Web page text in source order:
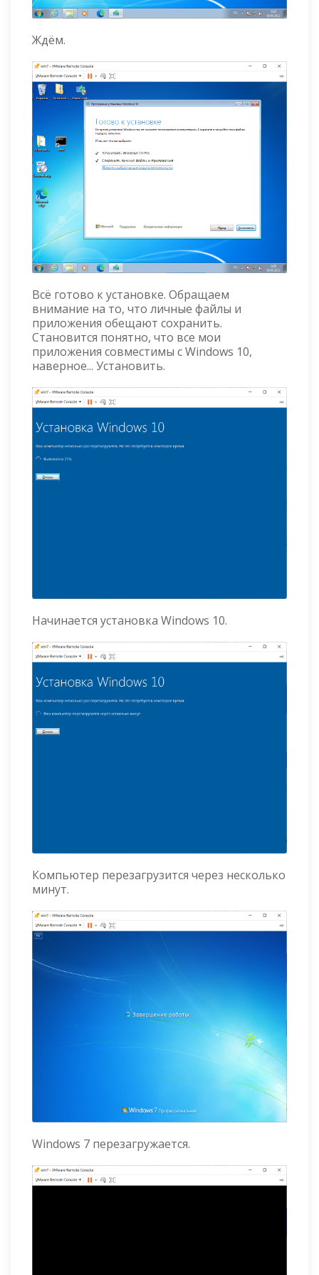
Ждём.
Всё готово к установке. Обращаем
внимание на то, что личные файлы и
приложения обещают сохранить.
Становится понятно, что все мои
приложения совместимы с Windows 10,
наверное... Установить.
Начинается установка Windows 10.
Компьютер перезагрузится через несколько
минут.
Windows 7 перезагружается.